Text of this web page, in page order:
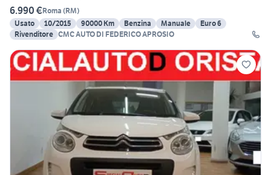
6.990 €Roma (RM)
Usato
10/2015 90000 Km Benzina Manuale
Euro 6
Rivenditore CMC AUTO DI FEDERICO APROSIO